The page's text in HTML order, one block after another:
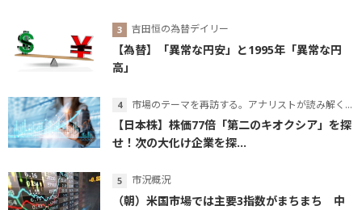
吉田恒の為替デイリー
【為替】「異常な円安」と1995年「異常な円
高」
市場のテーマを再訪する。アナリストが読み解くテーマの本質
【日本株】株価77倍「第二のキオクシア」を探
せ！次の大化け企業を探...
市況概況
（朝）米国市場では主要3指数がまちまち 中